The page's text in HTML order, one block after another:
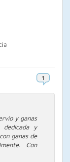
y ganas
dedicada y
ganas de
Con